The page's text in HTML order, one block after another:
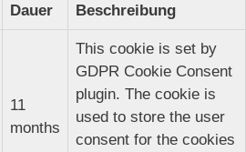
Dauer Beschreibung
11
months
This cookie is set by
GDPR Cookie Consent
plugin. The cookie is
used to store the user
consent for the cookies